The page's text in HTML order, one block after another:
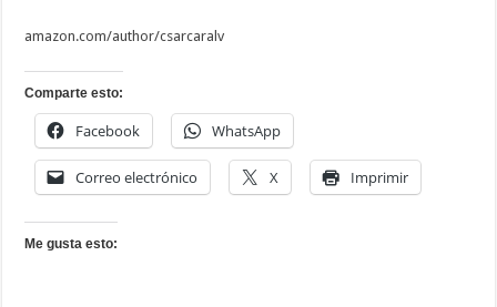
amazon.com/author/csarcaralv
Comparte esto:
Facebook WhatsApp
Correo electrónico X Imprimir
Me gusta esto: